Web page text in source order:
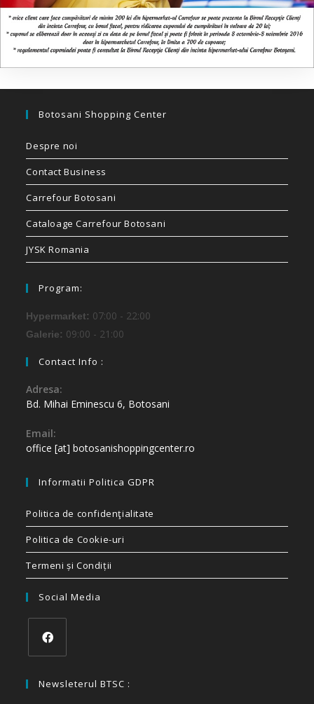
Botosani Shopping Center
Despre noi
Contact Business
Carrefour Botosani
Cataloage Carrefour Botosani
JYSK Romania
Program:
Hypermarket: 07:00 - 22:00
Galerie: 09:00 - 21:00
Contact Info :
Adresa:
Bd. Mihai Eminescu 6, Botosani
Email:
office [at] botosanishoppingcenter.ro
Informatii Politica GDPR
Politica de confidenţialitate
Politica de Cookie-uri
Termeni și Condiții
Social Media
Newsleterul BTSC :